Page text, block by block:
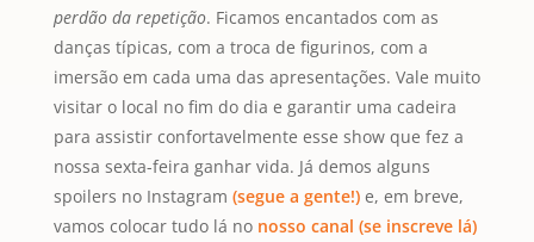
perdão da repetição. Ficamos encantados com as
danças típicas, com a troca de figurinos, com a
imersão em cada uma das apresentações. Vale muito
visitar o local no fim do dia e garantir uma cadeira
para assistir confortavelmente esse show que fez a
nossa sexta-feira ganhar vida. Já demos alguns
spoilers no Instagram (segue a gente!)e, em breve,
vamos colocar tudo lá no nosso canal (se inscreve lá)